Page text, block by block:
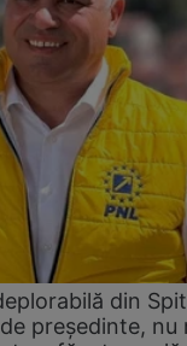
din
președinte, nu